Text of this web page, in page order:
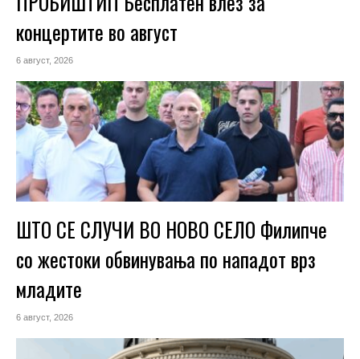
концертите во август
6 август, 2026
ШТО СЕ СЛУЧИ ВО НОВО СЕЛО Филипче
со жестоки обвинувања по нападот врз
младите
6 август, 2026